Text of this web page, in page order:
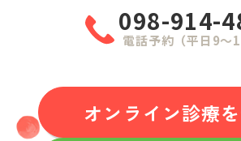
098-914-
電話予約（平日9〜
オンライン診療